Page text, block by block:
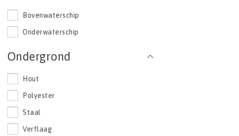
Bovenwaterschip
Onderwaterschip
Ondergrond
Hout
Polyester
Staal
Verflaag